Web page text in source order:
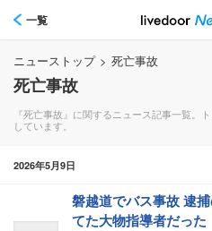
一覧
ニューストップ > 死亡事故
死亡事故
『死亡事故』に関するニュース記事一覧。
しています。
2026年5月9日
磐越道でバス事故 逮
てた大物指導者だった